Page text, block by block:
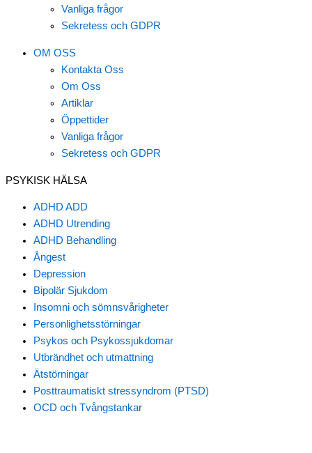
Vanliga frågor
Sekretess och GDPR
OM OSS
Kontakta Oss
Om Oss
Artiklar
Öppettider
Vanliga frågor
Sekretess och GDPR
PSYKISK HÄLSA
ADHD ADD
ADHD Utrending
ADHD Behandling
Ångest
Depression
Bipolär Sjukdom
Insomni och sömnsvårigheter
Personlighetsstörningar
Psykos och Psykossjukdomar
Utbrändhet och utmattning
Ätstörningar
Posttraumatiskt stressyndrom (PTSD)
OCD och Tvångstankar